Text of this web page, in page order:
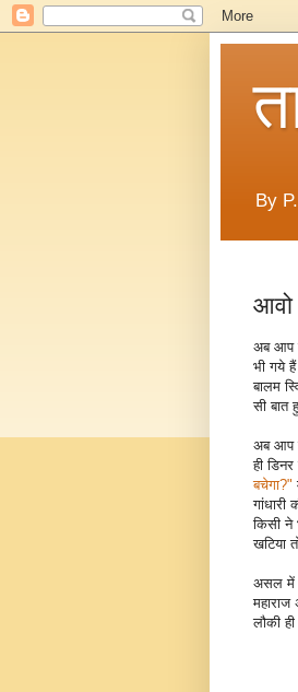
By
आवो
अब आप
भी गये
बालम
सी बात
अब आप
ही
बचेगा?"
किसी ने
खटिया
असल में
लौकी